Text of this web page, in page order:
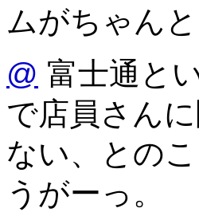
ムがちゃん
@ 富士通と
で店員さん
ない、とのこ
うがーっ。